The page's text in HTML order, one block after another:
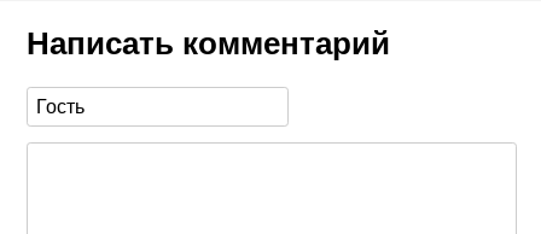
Написать комментарий